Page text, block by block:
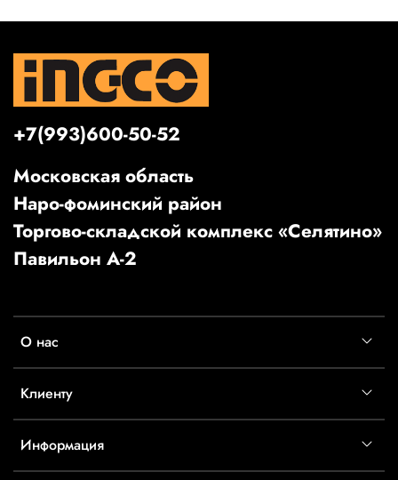
О нас
Клиенту
Информация
+7(993)600-50-52
Московская область
Наро-фоминский район
Торгово-складской комплекс «Селятино»
Павильон А-2